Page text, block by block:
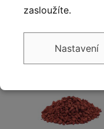
zasloužíte.
Nastavení